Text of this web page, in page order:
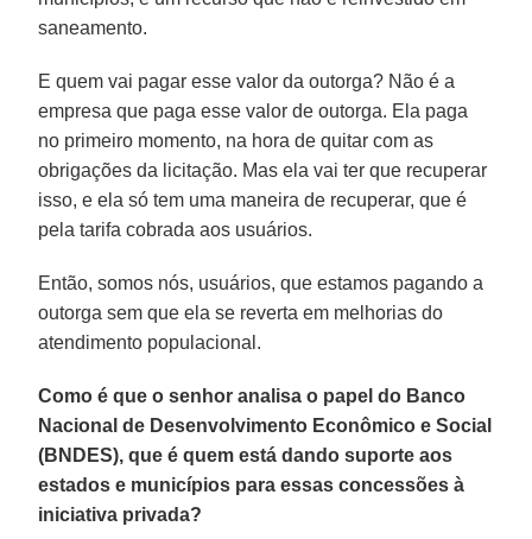
saneamento.
E quem vai pagar esse valor da outorga? Não é a
empresa que paga esse valor de outorga. Ela paga
no primeiro momento, na hora de quitar com as
obrigações da licitação. Mas ela vai ter que recuperar
isso, e ela só tem uma maneira de recuperar, que é
pela tarifa cobrada aos usuários.
Então, somos nós, usuários, que estamos pagando a
outorga sem que ela se reverta em melhorias do
atendimento populacional.
Como é que o senhor analisa o papel do Banco
Nacional de Desenvolvimento Econômico e Social
(BNDES), que é quem está dando suporte aos
estados e municípios para essas concessões à
iniciativa privada?